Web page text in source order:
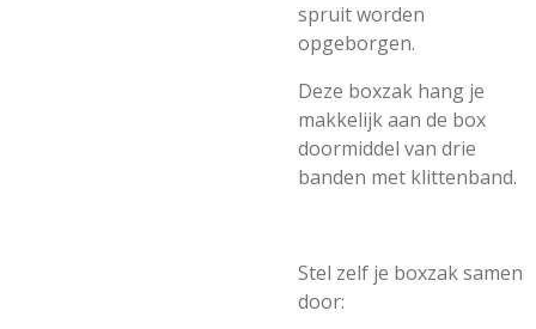
spruit worden
opgeborgen.
Deze boxzak hang je
makkelijk aan de box
doormiddel van drie
banden met klittenband.
Stel zelf je boxzak samen
door: